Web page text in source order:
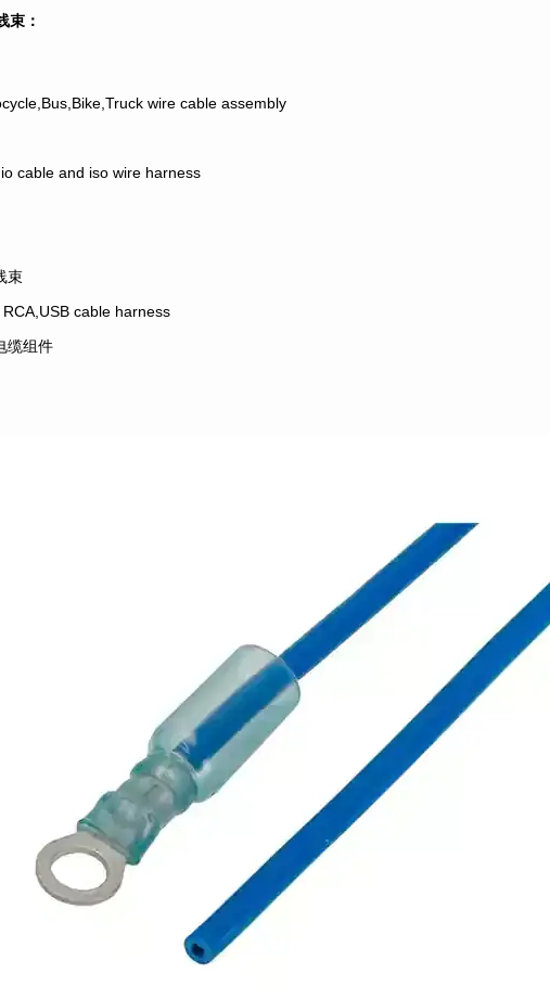
束：
wire cable assembly
cable and iso wire harness
束
cable harness
缆组件